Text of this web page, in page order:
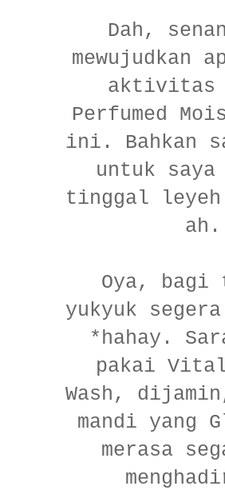
Dah,
mewujudkan
aktivitas
Perfumed
ini. Bahkan
untuk
tinggal
Oya, bagi
yukyuk
*hahay.
pakai
Wash,
mandi yang
merasa